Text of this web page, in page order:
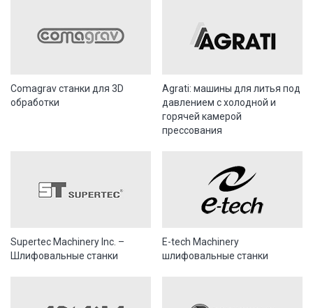
Comagrav станки для 3D
обработки
Agrati: машины для литья под
давлением с холодной и
горячей камерой
прессования
Supertec Machinery Inc. –
Шлифовальные станки
E-tech Machinery
шлифовальные станки